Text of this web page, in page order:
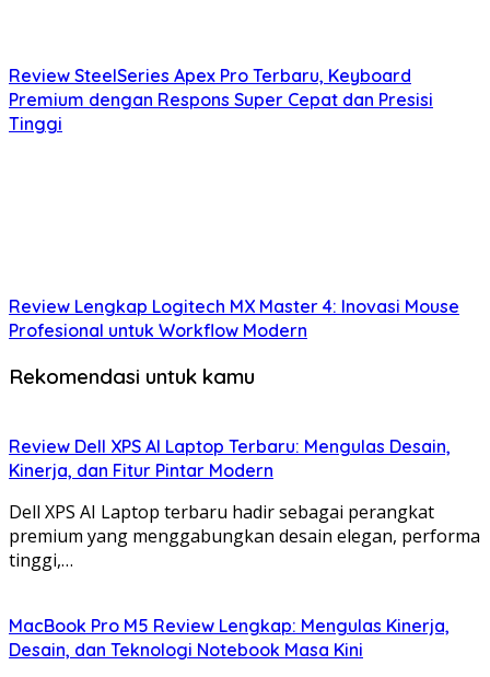
Review SteelSeries Apex Pro Terbaru, Keyboard
Premium dengan Respons Super Cepat dan Presisi
Tinggi
Review Lengkap Logitech MX Master 4: Inovasi Mouse
Profesional untuk Workflow Modern
Rekomendasi untuk kamu
Review Dell XPS AI Laptop Terbaru: Mengulas Desain,
Kinerja, dan Fitur Pintar Modern
Dell XPS AI Laptop terbaru hadir sebagai perangkat
premium yang menggabungkan desain elegan, performa
tinggi,…
MacBook Pro M5 Review Lengkap: Mengulas Kinerja,
Desain, dan Teknologi Notebook Masa Kini